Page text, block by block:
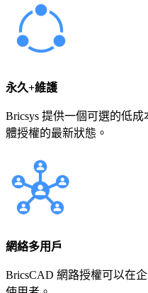
永久+維護
Bricsys 提供一個可選的低
體授權的最新狀態。
網絡多用戶
BricsCAD 網路授權可以在